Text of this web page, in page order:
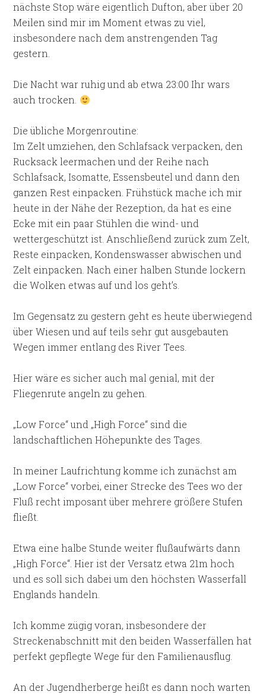
nächste Stop wäre eigentlich Dufton, aber über 20
Meilen sind mir im Moment etwas zu viel,
insbesondere nach dem anstrengenden Tag
gestern.
Die Nacht war ruhig und ab etwa 23:00 Ihr wars
auch trocken.
Die übliche Morgenroutine:
Im Zelt umziehen, den Schlafsack verpacken, den
Rucksack leermachen und der Reihe nach
Schlafsack, Isomatte, Essensbeutel und dann den
ganzen Rest einpacken. Frühstück mache ich mir
heute in der Nähe der Rezeption, da hat es eine
Ecke mit ein paar Stühlen die wind- und
wettergeschützt ist. Anschließend zurück zum Zelt,
Reste einpacken, Kondenswasser abwischen und
Zelt einpacken. Nach einer halben Stunde lockern
die Wolken etwas auf und los geht’s.
Im Gegensatz zu gestern geht es heute überwiegend
über Wiesen und auf teils sehr gut ausgebauten
Wegen immer entlang des River Tees.
Hier wäre es sicher auch mal genial, mit der
Fliegenrute angeln zu gehen.
„Low Force“ und „High Force“ sind die
landschaftlichen Höhepunkte des Tages.
In meiner Laufrichtung komme ich zunächst am
„Low Force“ vorbei, einer Strecke des Tees wo der
Fluß recht imposant über mehrere größere Stufen
fließt.
Etwa eine halbe Stunde weiter flußaufwärts dann
„High Force“. Hier ist der Versatz etwa 21m hoch
und es soll sich dabei um den höchsten Wasserfall
Englands handeln.
Ich komme zügig voran, insbesondere der
Streckenabschnitt mit den beiden Wasserfällen hat
perfekt gepflegte Wege für den Familienausflug.
An der Jugendherberge heißt es dann noch warten